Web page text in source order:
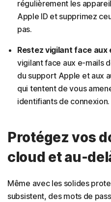
régulièrement les
Apple ID et supprimez
pas.
Restez vigilant face aux
vigilant face aux e-mails
du support Apple et aux
qui tentent de vous
identifiants de connexion.
Protégez vos
cloud et au-
Même avec les solides
subsistent, des mots de